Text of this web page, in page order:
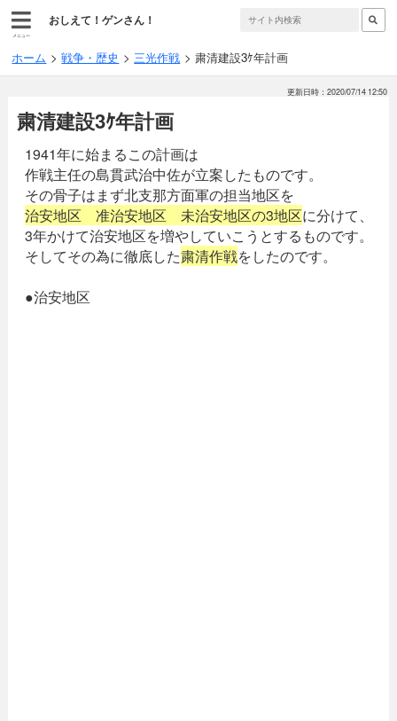
メニュー
おしえて！ゲンさん！
ホーム 戦争・歴史 三光作戦 粛清建設3ｹ年計画
更新日時：2020/07/14 12:50
粛清建設3ｹ年計画
1941年に始まるこの計画は
作戦主任の島貫武治中佐が立案したものです。
その骨子はまず北支那方面軍の担当地区を
治安地区 准治安地区 未治安地区の3地区に分けて、
3年かけて治安地区を増やしていこうとするものです。
そしてその為に徹底した粛清作戦をしたのです。
●治安地区